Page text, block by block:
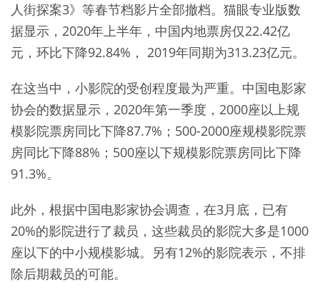
人街探案3》等春节档影片全部撤档。猫眼专业版数
据显示，2020年上半年，中国内地票房仅22.42亿
元，环比下降92.84%， 2019年同期为313.23亿元。
在这当中，小影院的受创程度最为严重。中国电影家
协会的数据显示，2020年第一季度，2000座以上规
模影院票房同比下降87.7%；500-2000座规模影院票
房同比下降88%；500座以下规模影院票房同比下降
91.3%。
此外，根据中国电影家协会调查，在3月底，已有
20%的影院进行了裁员，这些裁员的影院大多是1000
座以下的中小规模影城。另有12%的影院表示，不排
除后期裁员的可能。